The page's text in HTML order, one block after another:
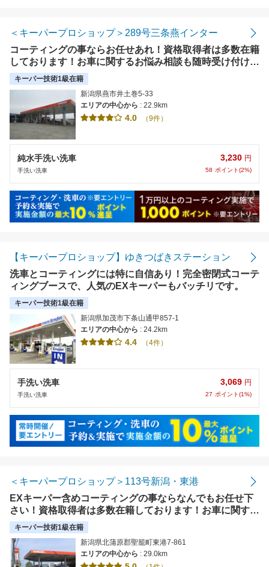
＜キーパープロショップ＞289号三条燕インター
コーティングの事ならお任せあれ！資格取得者は多数在籍
しております！お車に関するお悩み相談も随時受け付けて
おります。【使えます】各種クレジット
キーパー技術1級在籍
新潟県燕市井土巻5-33
エリアの中心から : 22.9km
4.0 （9件）
純水手洗い洗車
手洗い洗車
3,230 円
58 ポイント(2%)
【キーパープロショップ】ゆきつばきステーション
洗車とコーティングには特に自信あり！完全密閉式コーテ
ィングブースで、人気のEXキーパーもバッチリです。
キーパー技術1級在籍
新潟県加茂市下条山通甲857-1
エリアの中心から : 24.2km
4.4 （4件）
手洗い洗車
手洗い洗車
3,069 円
27 ポイント(1%)
＜キーパープロショップ＞113号新潟・東港
EXキーパー含めコーティングの事ならなんでもお任せ下
さい！資格取得者は多数在籍しております！お車に関する
お悩み相談も随時受け付けております。【使えます】各種
クレジット
キーパー技術1級在籍
新潟県北蒲原郡聖籠町東港7-861
エリアの中心から : 29.0km